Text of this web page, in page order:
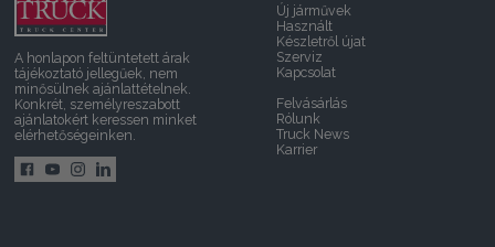
A honlapon feltüntetett árak
tájékoztató jellegűek, nem
minősülnek ajánlattételnek.
Konkrét, személyreszabott
ajánlatokért keressen minket
elérhetőségeinken.
Új járművek
Használt
Készletről újat
Szerviz
Kapcsolat
Felvásárlás
Rólunk
Truck News
Karrier